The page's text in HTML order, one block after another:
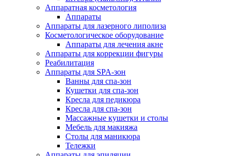
Аппаратная косметология
Аппараты
Аппараты для лазерного липолиза
Косметологическое оборудование
Аппараты для лечения акне
Аппараты для коррекции фигуры
Реабилитация
Аппараты для SPA-зон
Ванны для спа-зон
Кушетки для спа-зон
Кресла для педикюра
Кресла для спа-зон
Массажные кушетки и столы
Мебель для макияжа
Столы для маникюра
Тележки